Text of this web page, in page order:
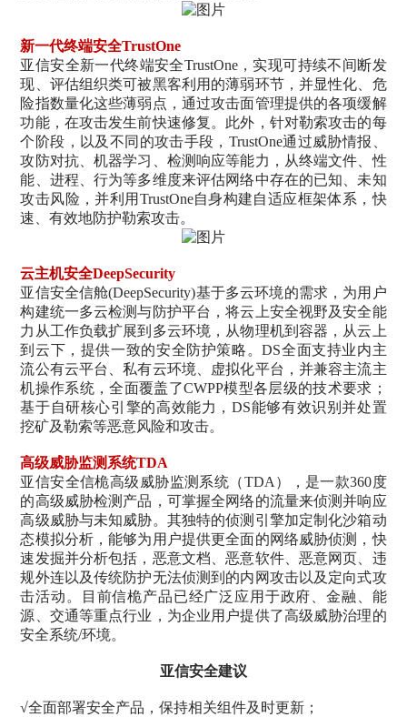
新一代终端安全TrustOne
亚信安全新一代终端安全TrustOne，实现可持续不间断发
现、评估组织类可被黑客利用的薄弱环节，并显性化、危
险指数量化这些薄弱点，通过攻击面管理提供的各项缓解
功能，在攻击发生前快速修复。此外，针对勒索攻击的每
个阶段，以及不同的攻击手段，TrustOne通过威胁情报、
攻防对抗、机器学习、检测响应等能力，从终端文件、性
能、进程、行为等多维度来评估网络中存在的已知、未知
攻击风险，并利用TrustOne自身构建自适应框架体系，快
速、有效地防护勒索攻击。
云主机安全DeepSecurity
亚信安全信舱(DeepSecurity)基于多云环境的需求，为用户
构建统一多云检测与防护平台，将云上安全视野及安全能
力从工作负载扩展到多云环境，从物理机到容器，从云上
到云下，提供一致的安全防护策略。DS全面支持业内主
流公有云平台、私有云环境、虚拟化平台，并兼容主流主
机操作系统，全面覆盖了CWPP模型各层级的技术要求；
基于自研核心引擎的高效能力，DS能够有效识别并处置
挖矿及勒索等恶意风险和攻击。
高级威胁监测系统TDA
亚信安全信桅高级威胁监测系统（TDA），是一款360度
的高级威胁检测产品，可掌握全网络的流量来侦测并响应
高级威胁与未知威胁。其独特的侦测引擎加定制化沙箱动
态模拟分析，能够为用户提供更全面的网络威胁侦测，快
速发掘并分析包括，恶意文档、恶意软件、恶意网页、违
规外连以及传统防护无法侦测到的内网攻击以及定向式攻
击活动。目前信桅产品已经广泛应用于政府、金融、能
源、交通等重点行业，为企业用户提供了高级威胁治理的
安全系统/环境。
亚信安全建议
√全面部署安全产品，保持相关组件及时更新；